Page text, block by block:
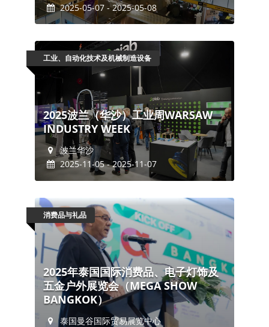
2025-05-07 - 2025-05-08
工业、自动化技术及机械制造设备
2025波兰（华沙）工业周WARSAW
INDUSTRY WEEK
波兰华沙
2025-11-05 - 2025-11-07
消费品与礼品
2025年泰国国际消费品、电子灯饰及
五金户外展览会（MEGA SHOW
BANGKOK）
泰国曼谷国际贸易展览中心